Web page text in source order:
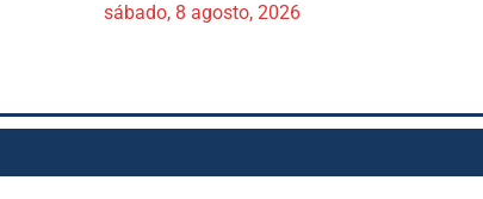
sábado, 8 agosto, 2026